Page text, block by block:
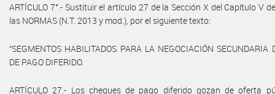
ARTÍCULO 7°.- Sustituir el artículo 27 de la Sección X del Capítulo V
las NORMAS (N.T. 2013 y mod.), por el siguiente texto:
“SEGMENTOS HABILITADOS PARA LA NEGOCIACIÓN SECUNDARIA
DE PAGO DIFERIDO.
ARTÍCULO 27.- Los cheques de pago diferido gozan de oferta